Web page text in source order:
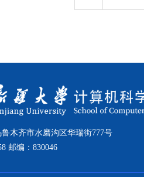
木齐市水磨沟区华瑞街777号
邮编：830046